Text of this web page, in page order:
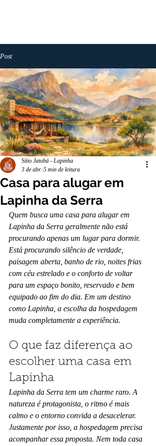
Post
Casa para alugar em
Lapinha da Serra
Sítio Jatobá - Lapinha
3 de abr. 5 min de leitura
Quem busca uma casa para alugar em
Lapinha da Serra geralmente não está
procurando apenas um lugar para dormir.
Está procurando silêncio de verdade,
paisagem aberta, banho de rio, noites frias
com céu estrelado e o conforto de voltar
para um espaço bonito, reservado e bem
equipado ao fim do dia. Em um destino
como Lapinha, a escolha da hospedagem
muda completamente a experiência.
O que faz diferença ao
escolher uma casa em
Lapinha
Lapinha da Serra tem um charme raro. A
natureza é protagonista, o ritmo é mais
calmo e o entorno convida a desacelerar.
Justamente por isso, a hospedagem precisa
acompanhar essa proposta. Nem toda casa